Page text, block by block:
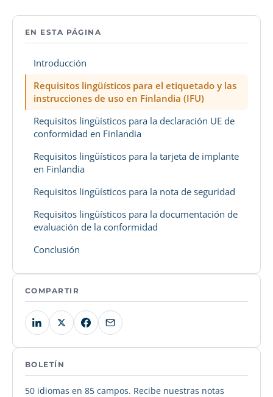
EN ESTA PÁGINA
Introducción
Requisitos lingüísticos para el etiquetado y las
instrucciones de uso en Finlandia (IFU)
Requisitos lingüísticos para la declaración UE de
conformidad en Finlandia
Requisitos lingüísticos para la tarjeta de implante
en Finlandia
Requisitos lingüísticos para la nota de seguridad
Requisitos lingüísticos para la documentación de
evaluación de la conformidad
Conclusión
COMPARTIR
BOLETÍN
50 idiomas en 85 campos. Recibe nuestras notas